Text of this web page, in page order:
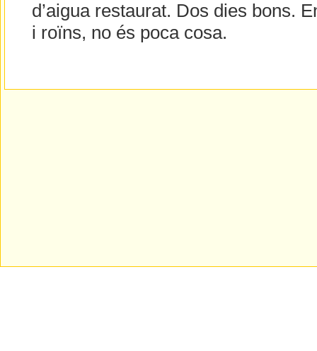
d’aigua restaurat. Dos dies bons.
i roïns, no és poca cosa.